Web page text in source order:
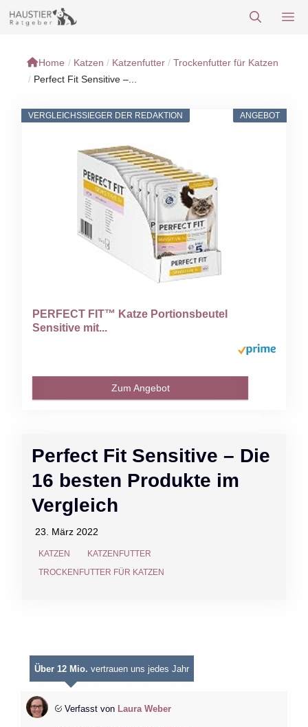
Inhalt
Home / Katzen / Katzenfutter / Trockenfutter für Katzen
/ Perfect Fit Sensitive –...
Perfect Fit Sensitive – Die
16 besten Produkte im
Vergleich
23. März 2022
KATZEN
KATZENFUTTER
TROCKENFUTTER FÜR KATZEN
ANGEBOT
VERGLEICHSSIEGER DER REDAKTION
PERFECT FIT™ Katze Portionsbeutel
Sensitive mit...
Zum Angebot
Über 12 Mio. vertrauen uns jedes Jahr
Verfasst von Laura Weber